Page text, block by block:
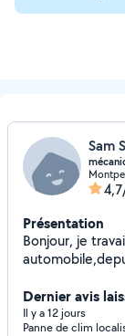
Sam
Présentation
Bonjour, je
Dernier avis
Il y a 12 jours